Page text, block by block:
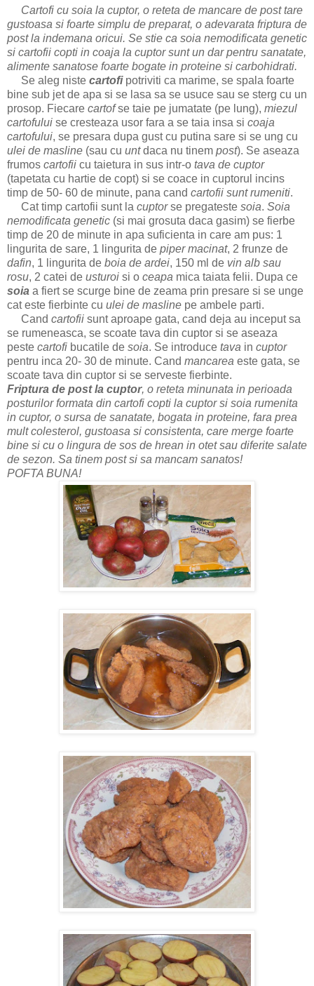
Cartofi cu soia la cuptor, o reteta de mancare de post tare
gustoasa si foarte simplu de preparat, o adevarata friptura de
post la indemana oricui. Se stie ca soia nemodificata genetic
si cartofii copti in coaja la cuptor sunt un dar pentru sanatate,
alimente sanatose foarte bogate in proteine si carbohidrati.
Se aleg niste cartofi potriviti ca marime, se spala foarte
bine sub jet de apa si se lasa sa se usuce sau se sterg cu un
prosop. Fiecare cartofse taie pe jumatate (pe lung), miezul
cartofului se cresteaza usor fara a se taia insa si coaja
cartofului, se presara dupa gust cu putina sare si se ung cu
ulei de masline (sau cu untdaca nu tinem post). Se aseaza
frumos cartofii cu taietura in sus intr-o tava de cuptor
(tapetata cu hartie de copt) si se coace in cuptorul incins
timp de 50- 60 de minute, pana cand cartofii sunt rumeniti.
Cat timp cartofii sunt la cuptorse pregateste soia. Soia
nemodificata genetic (si mai grosuta daca gasim) se fierbe
timp de 20 de minute in apa suficienta in care am pus: 1
lingurita de sare, 1 lingurita de piper macinat, 2 frunze de
dafin, 1 lingurita de boia de ardei, 150 ml de vin alb sau
rosu, 2 catei de usturoi si o ceapa mica taiata felii. Dupa ce
soia a fiert se scurge bine de zeama prin presare si se unge
cat este fierbinte cu ulei de masline pe ambele parti.
Cand cartofii sunt aproape gata, cand deja au inceput sa
se rumeneasca, se scoate tava din cuptor si se aseaza
peste cartofi bucatile de soia. Se introduce tava in cuptor
pentru inca 20- 30 de minute. Cand mancarea este gata, se
scoate tava din cuptor si se serveste fierbinte.
Friptura de post la cuptor, o reteta minunata in perioada
posturilor formata din cartofi copti la cuptor si soia rumenita
in cuptor, o sursa de sanatate, bogata in proteine, fara prea
mult colesterol, gustoasa si consistenta, care merge foarte
bine si cu o lingura de sos de hrean in otet sau diferite salate
de sezon. Sa tinem post si sa mancam sanatos!
POFTA BUNA!